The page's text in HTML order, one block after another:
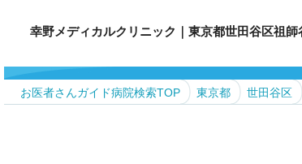
幸野メディカルクリニック｜東京都世田谷区祖
お医者さんガイド病院検索TOP 東京都 世田谷区